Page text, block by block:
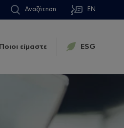
Αναζήτηση EN
Ποιοι είμαστε ESG